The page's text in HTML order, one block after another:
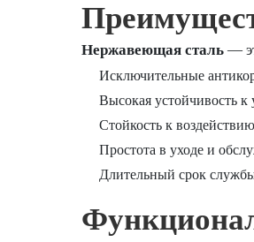
Нержавеющая сталь—
Исключительные
Высокая устойчивость
Стойкость к
Простота в уходе и
Длительный срок